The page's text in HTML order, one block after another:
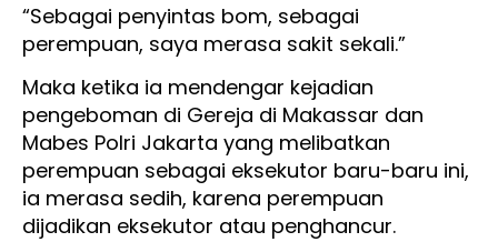
“Sebagai penyintas bom, sebagai
perempuan, saya merasa sakit sekali.”
Maka ketika ia mendengar kejadian
pengeboman di Gereja di Makassar dan
Mabes Polri Jakarta yang melibatkan
perempuan sebagai eksekutor baru-baru ini,
ia merasa sedih, karena perempuan
dijadikan eksekutor atau penghancur.